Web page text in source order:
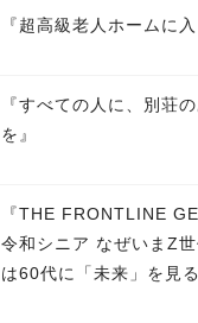
『超高級老人ホームに入
『すべての人に、別荘
を』
『THE FRONTLINE
令和シニア なぜいまZ
は60代に「未来」を見る